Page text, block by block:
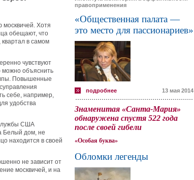
москвичей. Хотя
обещают, что
в самом
чувствуют
можно объяснить
Повышенные
себе, например,
удобства
США
Белый дом, не
находится в своей
не зависит от
москвичей, и на
правоприменения
«Общественная палата —
это место для пассионариев»
подробнее 13 мая 2014
Знаменитая «Санта-Мария»
обнаружена спустя 522 года
после своей гибели
«Особая буква»
Обломки легенды